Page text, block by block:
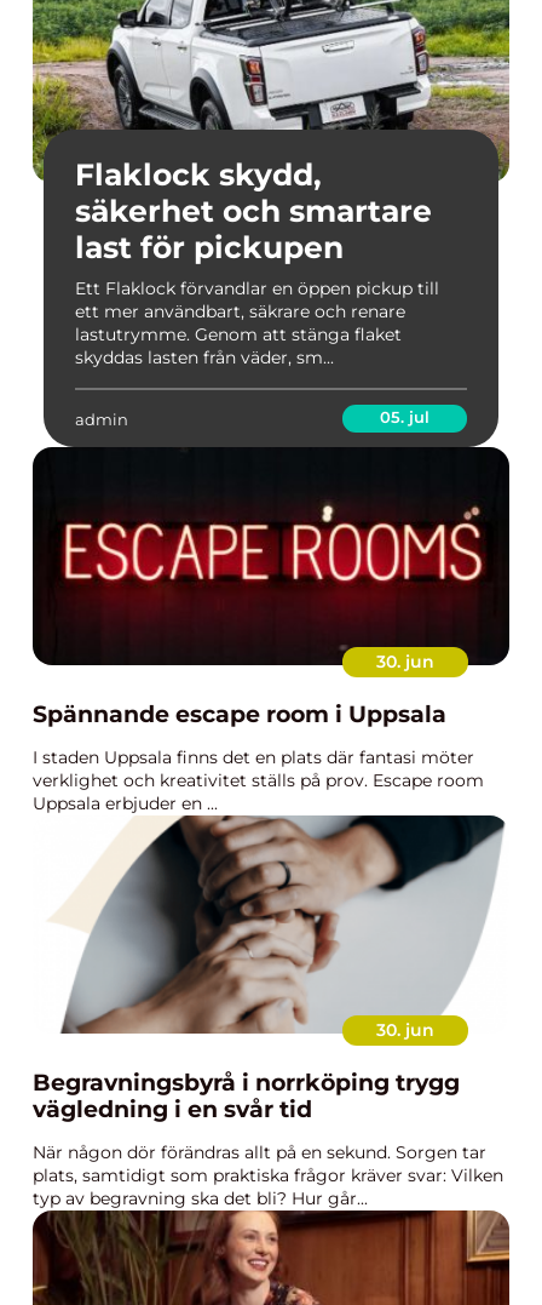
Flaklock skydd,
säkerhet och smartare
last för pickupen
Ett Flaklock förvandlar en öppen pickup till
ett mer användbart, säkrare och renare
lastutrymme. Genom att stänga flaket
skyddas lasten från väder, sm...
admin 05. jul
30. jun
Spännande escape room i Uppsala
I staden Uppsala finns det en plats där fantasi möter
verklighet och kreativitet ställs på prov. Escape room
Uppsala erbjuder en ...
30. jun
Begravningsbyrå i norrköping trygg
vägledning i en svår tid
När någon dör förändras allt på en sekund. Sorgen tar
plats, samtidigt som praktiska frågor kräver svar: Vilken
typ av begravning ska det bli? Hur går...